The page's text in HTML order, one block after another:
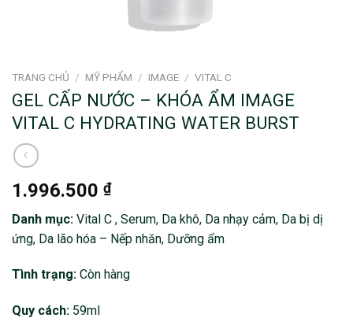
TRANG CHỦ / MỸ PHẨM / IMAGE / VITAL C
GEL CẤP NƯỚC – KHÓA ẨM IMAGE
VITAL C HYDRATING WATER BURST
1.996.500 ₫
Danh mục: Vital C , Serum, Da khô, Da nhạy cảm, Da bị dị
ứng, Da lão hóa – Nếp nhăn, Dưỡng ẩm
Tình trạng: Còn hàng
Quy cách: 59ml